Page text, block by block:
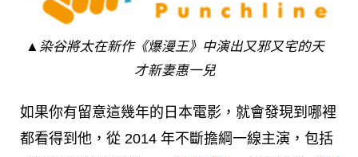
▲染谷將太在新作《爆漫王》中演出又邪又宅的天
才新妻惠一兒
如果你有留意這幾年的日本電影，就會發現到哪裡
都看得到他，從 2014 年不斷擔綱一線主演，包括